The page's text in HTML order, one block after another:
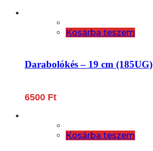
Kosárba teszem
Darabolókés – 19 cm (185UG)
6500 Ft
Kosárba teszem